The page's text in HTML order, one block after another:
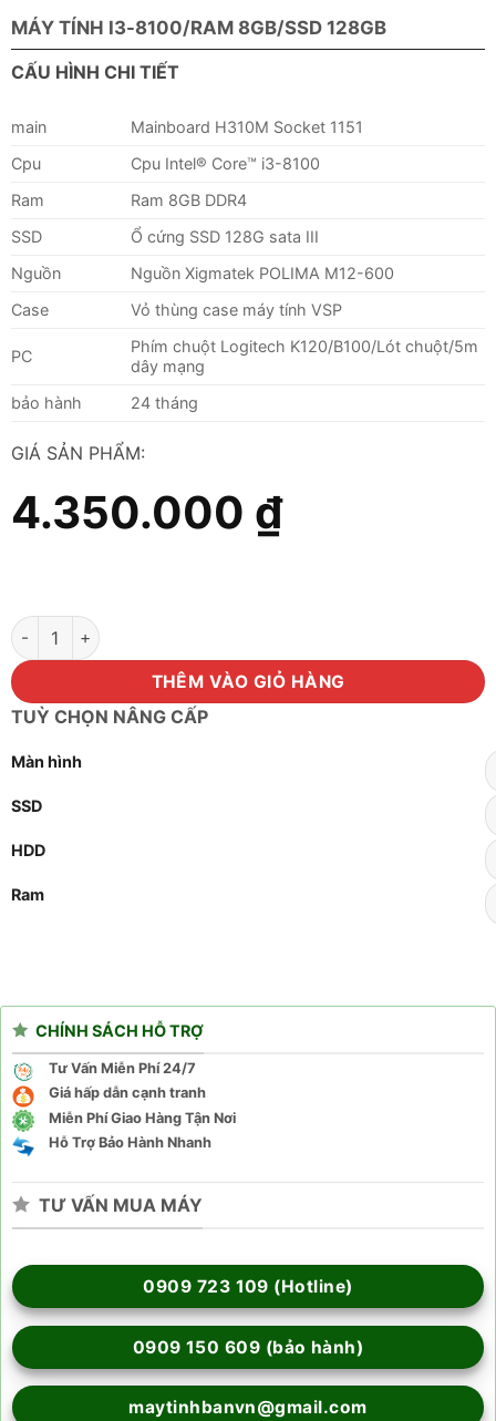
MÁY TÍNH I3-8100/RAM 8GB/SSD 128GB
CẤU HÌNH CHI TIẾT
main
Mainboard H310M Socket 1151
Cpu
Cpu Intel® Core™ i3-8100
Ram
Ram 8GB DDR4
SSD
Ổ cứng SSD 128G sata III
Nguồn
Nguồn Xigmatek POLIMA M12-600
Case
Vỏ thùng case máy tính VSP
PC
Phím chuột Logitech K120/B100/Lót chuột/5m
dây mạng
bảo hành
24 tháng
GIÁ SẢN PHẨM:
4.350.000 ₫
Máy tính i3-8100/ram 8GB/SSD 128GB số lượng
THÊM VÀO GIỎ HÀNG
TUỲ CHỌN NÂNG CẤP
Màn hình
SSD
HDD
Ram
CHÍNH SÁCH HỖ TRỢ
Tư Vấn Miễn Phí 24/7
Giá hấp dẫn cạnh tranh
Miễn Phí Giao Hàng Tận Nơi
Hỗ Trợ Bảo Hành Nhanh
TƯ VẤN MUA MÁY
0909 723 109 (Hotline)
0909 150 609 (bảo hành)
maytinhbanvn@gmail.com